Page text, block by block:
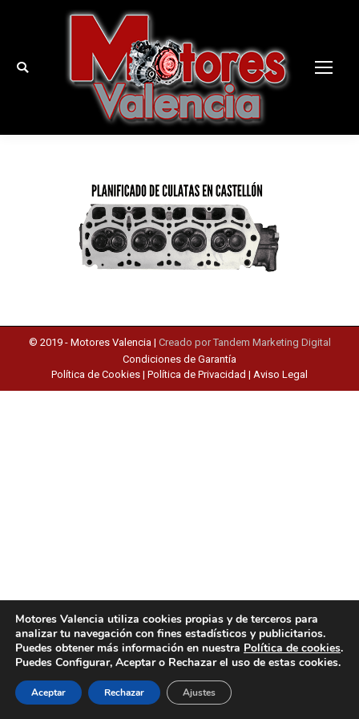
Buscar:
© 2019 - Motores Valencia | Creado por Tandem Marketing Digital
Condiciones de Garantía
Política de Cookies | Política de Privacidad | Aviso Legal
Motores Valencia utiliza cookies propias y de terceros para
analizar tu navegación con fines estadísticos y publicitarios.
Puedes obtener más información en nuestra Política de cookies.
Puedes Configurar, Aceptar o Rechazar el uso de estas cookies.
Aceptar Rechazar Ajustes